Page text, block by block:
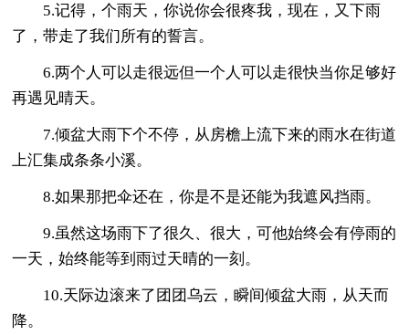
5.记得，个雨天，你说你会很疼我，现在，又下雨
了，带走了我们所有的誓言。
6.两个人可以走很远但一个人可以走很快当你足够好
再遇见晴天。
7.倾盆大雨下个不停，从房檐上流下来的雨水在街道
上汇集成条条小溪。
8.如果那把伞还在，你是不是还能为我遮风挡雨。
9.虽然这场雨下了很久、很大，可他始终会有停雨的
一天，始终能等到雨过天晴的一刻。
10.天际边滚来了团团乌云，瞬间倾盆大雨，从天而
降。